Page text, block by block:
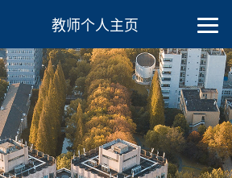
教师个人主页